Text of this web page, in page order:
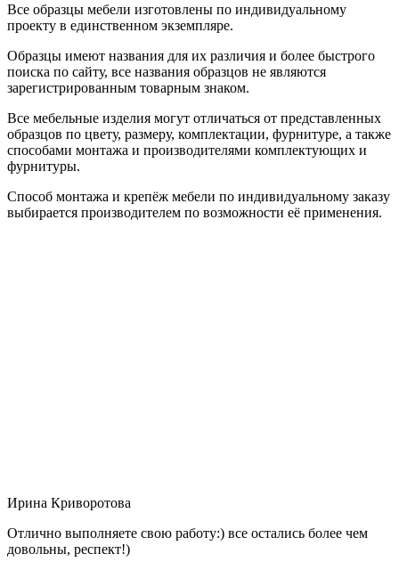
Все образцы мебели изготовлены по индивидуальному
проекту в единственном экземпляре.
Образцы имеют названия для их различия и более быстрого
поиска по сайту, все названия образцов не являются
зарегистрированным товарным знаком.
Все мебельные изделия могут отличаться от представленных
образцов по цвету, размеру, комплектации, фурнитуре, а также
способами монтажа и производителями комплектующих и
фурнитуры.
Способ монтажа и крепёж мебели по индивидуальному заказу
выбирается производителем по возможности её применения.
Ирина Криворотова
Отлично выполняете свою работу:) все остались более чем
довольны, респект!)